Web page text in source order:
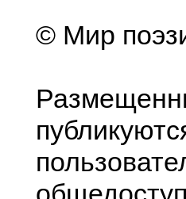
© Мир